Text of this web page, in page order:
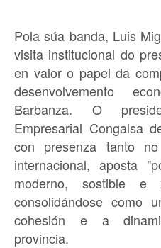
Pola súa banda, Luis
visita institucional do
en valor o papel da
desenvolvemento
Barbanza. O
Empresarial Congalsa
con presenza tanto
internacional, aposta
moderno, sostible e
consolidándose como
cohesión e a
provincia.